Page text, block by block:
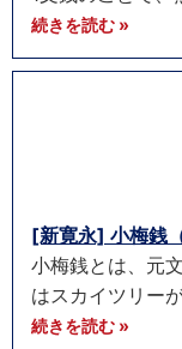
続きを読む »
[新寛永] 小梅銭
小梅銭とは、元
はスカイツリー
続きを読む »